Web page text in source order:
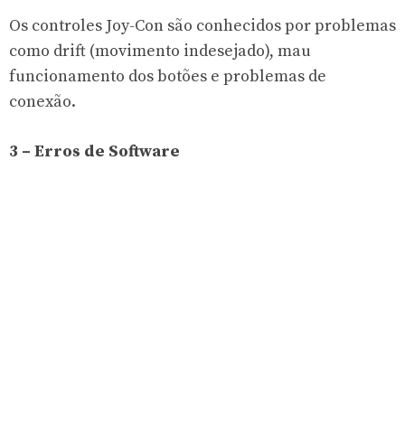
Os controles Joy-Con são conhecidos por problemas
como drift (movimento indesejado), mau
funcionamento dos botões e problemas de
conexão.
3 – Erros de Software